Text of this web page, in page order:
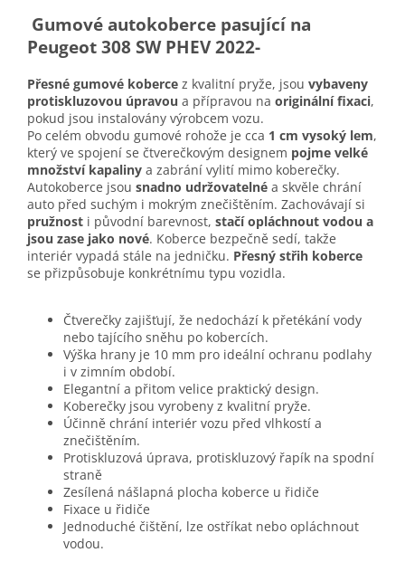
Gumové autokoberce pasující na
Peugeot 308 SW PHEV 2022-
Přesné gumové koberce z kvalitní pryže, jsou vybaveny
protiskluzovou úpravou a přípravou na originální fixaci,
pokud jsou instalovány výrobcem vozu.
Po celém obvodu gumové rohože je cca 1 cm vysoký lem,
který ve spojení se čtverečkovým designem pojme velké
množství kapaliny a zabrání vylití mimo koberečky.
Autokoberce jsou snadno udržovatelné a skvěle chrání
auto před suchým i mokrým znečištěním. Zachovávají si
pružnost i původní barevnost, stačí opláchnout vodou a
jsou zase jako nové. Koberce bezpečně sedí, takže
interiér vypadá stále na jedničku. Přesný střih koberce
se přizpůsobuje konkrétnímu typu vozidla.
Čtverečky zajišťují, že nedochází k přetékání vody
nebo tajícího sněhu po kobercích.
Výška hrany je 10 mm pro ideální ochranu podlahy
i v zimním období.
Elegantní a přitom velice praktický design.
Koberečky jsou vyrobeny z kvalitní pryže.
Účinně chrání interiér vozu před vlhkostí a
znečištěním.
Protiskluzová úprava, protiskluzový řapík na spodní
straně
Zesílená nášlapná plocha koberce u řidiče
Fixace u řidiče
Jednoduché čištění, lze ostříkat nebo opláchnout
vodou.